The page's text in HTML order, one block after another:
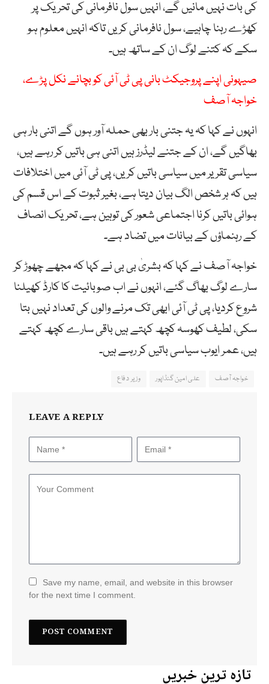
کی بات نہیں مانیں گے، انہیں سول نافرمانی کی تحریک پر
کھڑے رہنا چاہیے، سول نافرمانی کریں تاکہ انہیں معلوم ہو
سکے کہ کتنے لوگ ان کے ساتھ ہیں۔
صیہونی اپنے پروجیکٹ بانی پی ٹی آئی کو بچانے نکل پڑے،
خواجہ آصف
انہوں نے کہا کہ یہ جتنی بار بھی حملہ آور ہوں گے اتنی بار ہی
بھاگیں گے، ان کے جتنے لیڈرز ہیں اتنی ہی باتیں کر رہے ہیں،
سیاسی تقریر میں سیاسی باتیں کریں، پی ٹی آئی میں اختلافات
ہیں کہ ہر شخص الگ بیان دیتا ہے، بغیر ثبوت کے اس قسم کی
ہوائی باتیں کرنا اجتماعی شعور کی توہین ہے، تحریک انصاف
کے رہنماؤں کے بیانات میں تضاد ہے۔
خواجہ آصف نے کہا کہ بشریٰ بی بی نے کہا کہ مجھے چھوڑ کر
سارے لوگ بھاگ گئے، انہوں نے اب صوبائیت کا کارڈ کھیلنا
شروع کردیا، پی ٹی آئی ابھی تک مرنے والوں کی تعداد نہیں بتا
سکی، لطیف کھوسہ کچھ کہتے ہیں باقی سارے کچھ کہتے
ہیں، عمر ایوب سیاسی باتیں کر رہے ہیں۔
خواجہ آصف علی امین گنڈاپور وزیر دفاع
LEAVE A REPLY
Save my name, email, and website in this browser
for the next time I comment.
تازہ ترین خبریں